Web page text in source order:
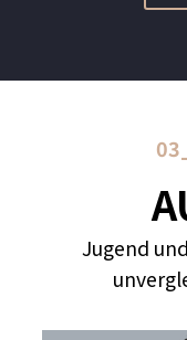
Jugend